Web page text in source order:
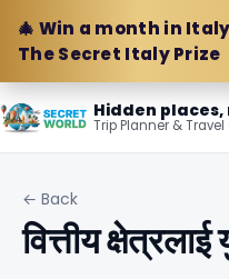
🎄 Win a month in
The Secret Italy Prize
Hidden
Trip Planner &
← Back
वित्तीय